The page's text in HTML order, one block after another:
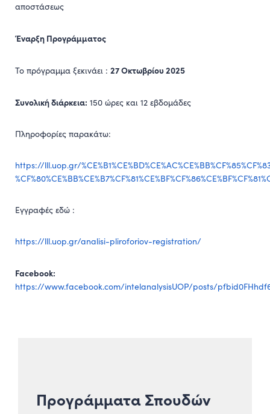
αποστάσεως
Έναρξη Προγράμματος
Το πρόγραμμα ξεκινάει : 27 Οκτωβρίου 2025
Συνολική διάρκεια: 150 ώρες και 12 εβδομάδες
Πληροφορίες παρακάτω:
https://lll.uop.gr/
Εγγραφές εδώ :
https://lll.uop.gr/analisi-pliroforiov-registration/
Facebook:
https://www.facebook.com/intelanalysisUOP/posts/
Προγράμματα Σπουδών